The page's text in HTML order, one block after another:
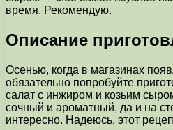
время. Рекомендую.
Описание
Осенью, когда в магазинах
обязательно попробуйте
салат с инжиром и козьим
сочный и ароматный, да и на
интересно. Надеюсь, этот